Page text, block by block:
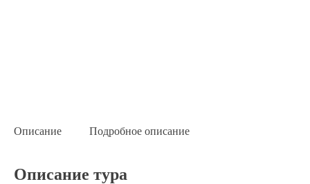
Описание Подробное описание
Описание тура